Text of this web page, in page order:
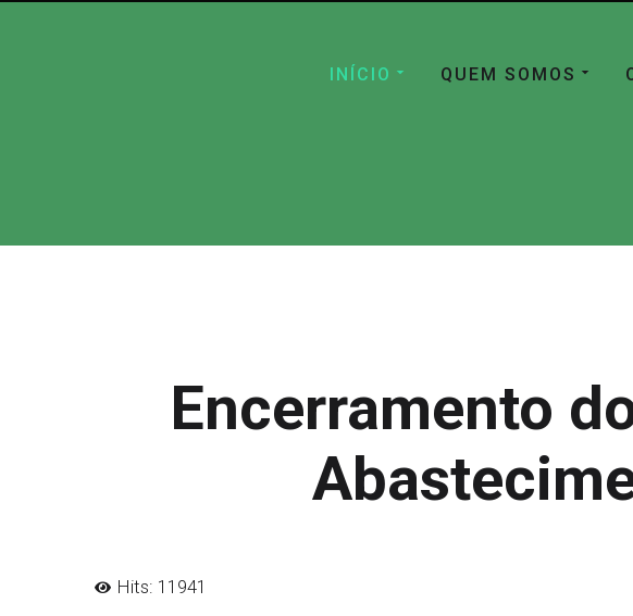
INÍCIO QUEM SOMOS
Encerramento
Hits: 11941